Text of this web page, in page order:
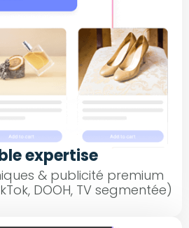
expertise
& publicité premium
DOOH, TV segmentée)